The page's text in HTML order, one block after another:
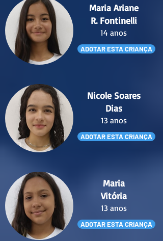
Maria Ariane
R. Fontinelli
14 anos
ADOTAR ESTA CRIANÇA
Nicole Soares
Dias
13 anos
ADOTAR ESTA CRIANÇA
Maria
Vitória
13 anos
ADOTAR ESTA CRIANÇA